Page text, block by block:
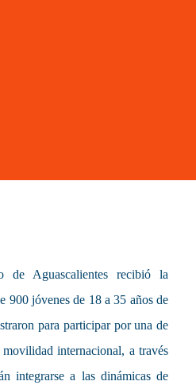
de Aguascalientes recibió la
900 jóvenes de 18 a 35 años de
para participar por una de
movilidad internacional, a través
integrarse a las dinámicas de